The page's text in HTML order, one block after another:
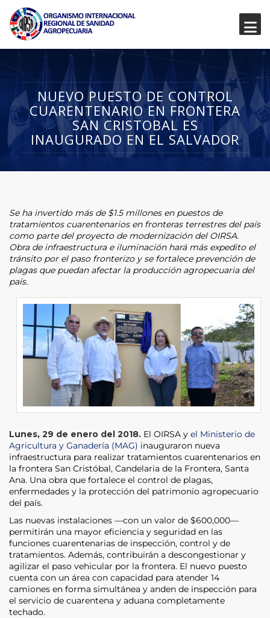
NUEVO PUESTO DE CONTROL
CUARENTENARIO EN FRONTERA
SAN CRISTOBAL ES
INAUGURADO EN EL SALVADOR
Se ha invertido más de $1.5 millones en puestos de
tratamientos cuarentenarios en fronteras terrestres del país
como parte del proyecto de modernización del OIRSA.
Obra de infraestructura e iluminación hará más expedito el
tránsito por el paso fronterizo y se fortalece prevención de
plagas que puedan afectar la producción agropecuaria del
país.
Lunes, 29 de enero del 2018. El OIRSA y el Ministerio de
Agricultura y Ganadería (MAG) inauguraron nueva
infraestructura para realizar tratamientos cuarentenarios en
la frontera San Cristóbal, Candelaria de la Frontera, Santa
Ana. Una obra que fortalece el control de plagas,
enfermedades y la protección del patrimonio agropecuario
del país.
Las nuevas instalaciones —con un valor de $600,000—
permitirán una mayor eficiencia y seguridad en las
funciones cuarentenarias de inspección, control y de
tratamientos. Además, contribuirán a descongestionar y
agilizar el paso vehicular por la frontera. El nuevo puesto
cuenta con un área con capacidad para atender 14
camiones en forma simultánea y anden de inspección para
el servicio de cuarentena y aduana completamente
techado.